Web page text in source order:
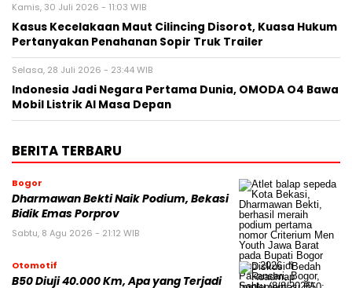
Kamis, 30 Juli 2026 - 11:03 WIB
Kasus Kecelakaan Maut Cilincing Disorot, Kuasa Hukum
Pertanyakan Penahanan Sopir Truk Trailer
Selasa, 28 Juli 2026 - 23:44 WIB
Indonesia Jadi Negara Pertama Dunia, OMODA O4 Bawa
Mobil Listrik AI Masa Depan
BERITA TERBARU
Bogor
Dharmawan Bekti Naik Podium, Bekasi
Bidik Emas Porprov
Sabtu, 8 Agu 2026 - 21:12 WIB
Otomotif
B50 Diuji 40.000 Km, Apa yang Terjadi